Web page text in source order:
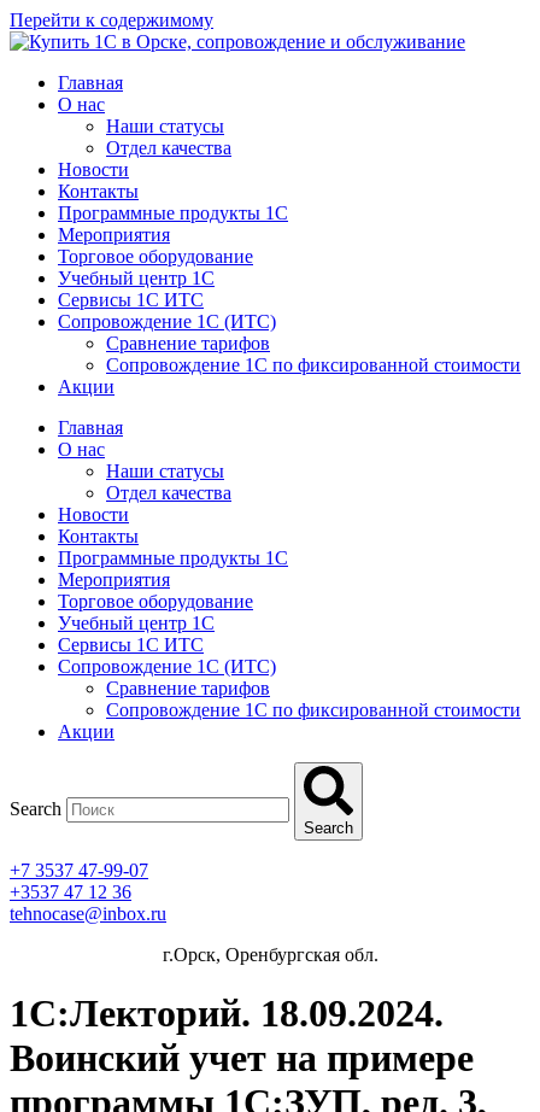
Перейти к содержимому
Главная
О нас
Наши статусы
Отдел качества
Новости
Контакты
Программные продукты 1C
Мероприятия
Торговое оборудование
Учебный центр 1C
Сервисы 1C ИТС
Сопровождение 1С (ИТС)
Сравнение тарифов
Сопровождение 1С по фиксированной стоимости
Акции
Главная
О нас
Наши статусы
Отдел качества
Новости
Контакты
Программные продукты 1C
Мероприятия
Торговое оборудование
Учебный центр 1C
Сервисы 1C ИТС
Сопровождение 1С (ИТС)
Сравнение тарифов
Сопровождение 1С по фиксированной стоимости
Акции
Search
Search
+7 3537 47-99-07
+3537 47 12 36
tehnocase@inbox.ru
г.Орск, Оренбургская обл.
1С:Лекторий. 18.09.2024.
Воинский учет на примере
программы 1С:ЗУП, ред. 3,